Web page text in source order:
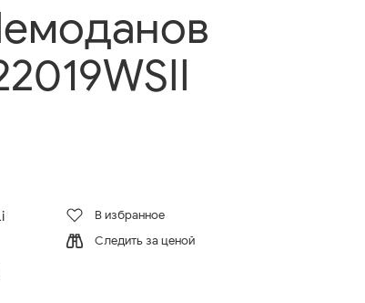
В избранное
Следить за ценой